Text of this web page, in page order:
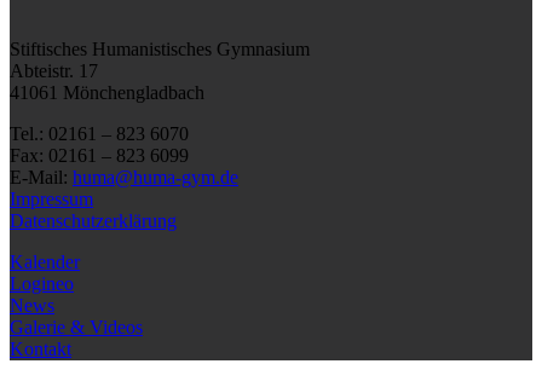
Stiftisches Humanistisches Gymnasium
Abteistr. 17
41061 Mönchengladbach
Tel.: 02161 – 823 6070
Fax: 02161 – 823 6099
E-Mail: huma@huma-gym.de
Impressum
Datenschutzerklärung
Kalender
Logineo
News
Galerie & Videos
Kontakt